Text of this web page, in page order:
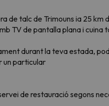
de talc de Trimouns ia 25 km
TV de pantalla plana i cuina
durant la teva estada,
un particular
de restauració segons